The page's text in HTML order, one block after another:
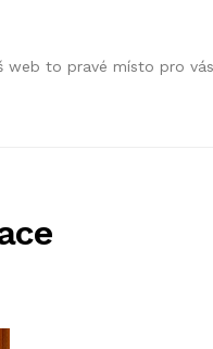
web to pravé místo pro